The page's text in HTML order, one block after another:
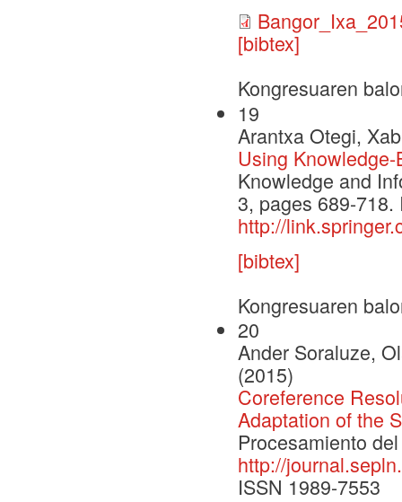
[bibtex]
Kongresuaren
19
Arantxa Otegi,
Using
Knowledge and
3, pages 689-
http://
[bibtex]
Kongresuaren
20
Ander Soraluze,
(2015)
Coreference
Adaptation of the
Procesamiento
http://
ISSN 1989-7553